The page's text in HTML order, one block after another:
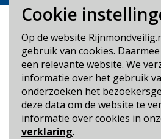
Cookie
Op de website
gebruik van cookies.
een relevante website. We
informatie over het gebruik
onderzoeken het
deze data om de website te
informatie over cookies in
verklaring.
Blijf op de hoogte
Cookie- en Privacybeleid
Toegankelijkheid